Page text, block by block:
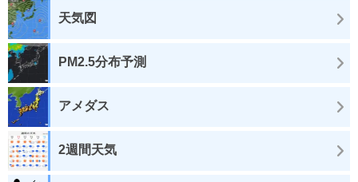
天気図
PM2.5分布予測
アメダス
2週間天気